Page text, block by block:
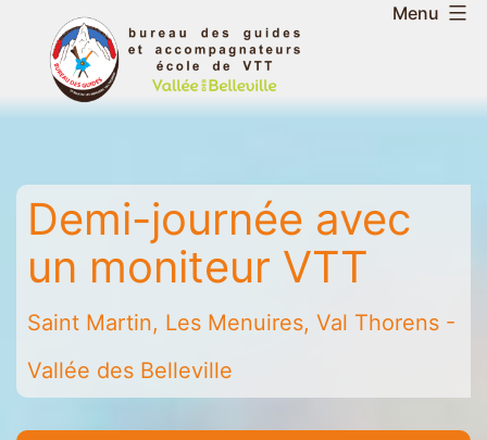
contenuBureau
des
accompagnateurs
de
la
vallée
Belleville
Saint
Menu
Demi-journée avec
un moniteur VTT
Saint Martin, Les Menuires, Val Thorens -
Vallée des Belleville